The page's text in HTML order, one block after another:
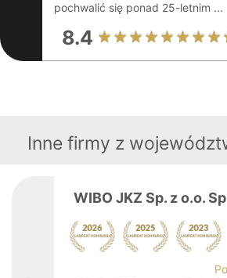
pochwalić się ponad 25-letnim ...
8.4
Inne firmy z
WIBO JKZ Sp. z o.o.